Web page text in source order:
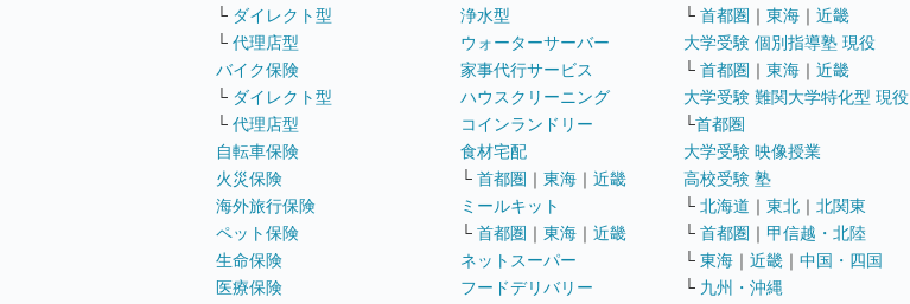
└ ダイレクト型
└ 代理店型
バイク保険
└ ダイレクト型
└ 代理店型
自転車保険
火災保険
海外旅行保険
ペット保険
生命保険
医療保険
浄水型
ウォーターサーバー
家事代行サービス
ハウスクリーニング
コインランドリー
食材宅配
└ 首都圏 ｜ 東海 ｜ 近畿
ミールキット
└ 首都圏 ｜ 東海 ｜ 近畿
ネットスーパー
フードデリバリー
└ 首都圏 ｜ 東海 ｜ 近畿
大学受験 個別指導塾 現役
└ 首都圏 ｜ 東海 ｜ 近畿
大学受験 難関大学特化型 現役
└首都圏
大学受験 映像授業
高校受験 塾
└ 北海道 ｜ 東北 ｜ 北関東
└ 首都圏 ｜ 甲信越・北陸
└ 東海 ｜ 近畿 ｜ 中国・四国
└ 九州・沖縄